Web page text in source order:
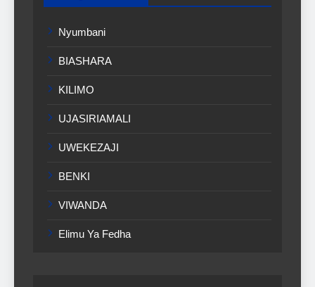
Nyumbani
BIASHARA
KILIMO
UJASIRIAMALI
UWEKEZAJI
BENKI
VIWANDA
Elimu Ya Fedha